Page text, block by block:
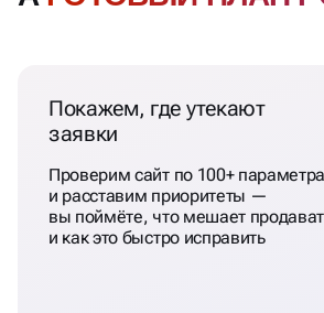
Покажем, где утекают
заявки
Проверим сайт по 100+
и расставим приоритеты —
вы поймёте, что мешает
и как это быстро исправить